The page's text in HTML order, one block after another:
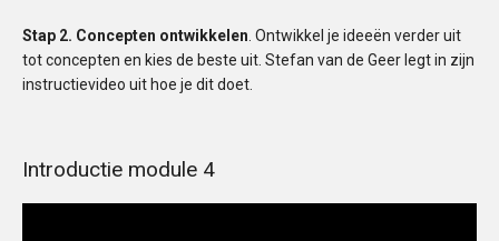
Stap 2. Concepten ontwikkelen. Ontwikkel je ideeën verder uit
tot concepten en kies de beste uit. Stefan van de Geer legt in zijn
instructievideo uit hoe je dit doet.
Introductie module 4